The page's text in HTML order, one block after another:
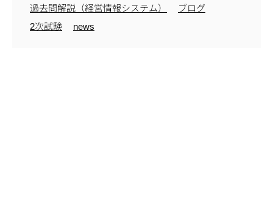
過去問解説（経営情報システム）
ブログ
2次試験
news